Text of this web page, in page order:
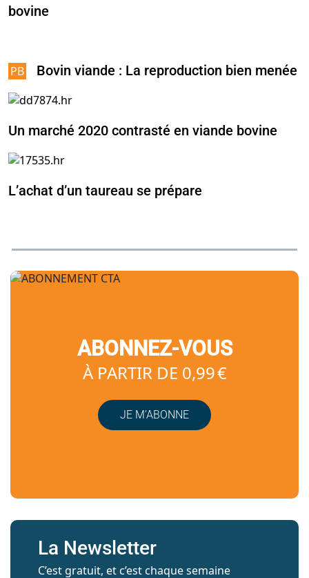
bovine
Bovin viande : La reproduction bien menée
Un marché 2020 contrasté en viande bovine
L’achat d’un taureau se prépare
ABONNEZ-VOUS
À PARTIR DE 0,99 €
JE M’ABONNE
La Newsletter
C’est gratuit, et c’est chaque semaine